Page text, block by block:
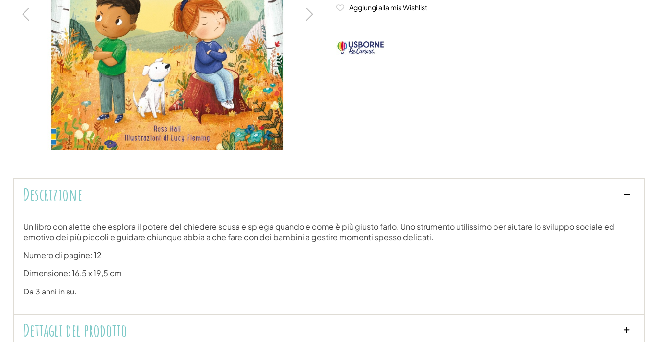
Aggiungi alla mia Wishlist
Descrizione
Un libro con alette che esplora il potere del chiedere scusa e spiega quando e come è più giusto farlo. Uno strumento utilissimo per aiutare lo sviluppo sociale ed
emotivo dei più piccoli e guidare chiunque abbia a che fare con dei bambini a gestire momenti spesso delicati.
Numero di pagine: 12
Dimensione: 16,5 x 19,5 cm
Da 3 anni in su.
Dettagli del prodotto